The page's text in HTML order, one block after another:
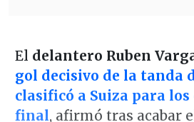
El delantero Ruben
gol decisivo de la tanda
clasificó a Suiza para los
final, afirmó tras acabar